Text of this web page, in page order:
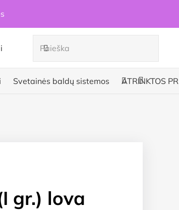
Svetainės baldų sistemos ATRINKTOS
gr.) lova